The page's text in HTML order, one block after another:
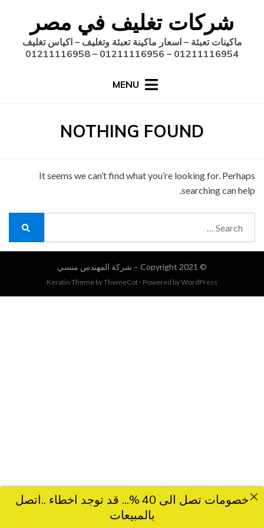
content
شركات تغليف في مصر
ماكينات تعبئة – اسعار ماكينة تعبئة وتغليف – اكياس تغليف
01211116954 – 01211116956 – 01211116958
MENU
NOTHING FOUND
It seems we can’t find what you’re looking for. Perhaps
searching can help.
© Copyright 2021 – شركة المهندس منسي
Keratin Theme byThemeCot ⋅ Powered byWordPress
خصومات تصل الى 40 %... قد توجد اخطاء ..اتصل
بالمبيعات